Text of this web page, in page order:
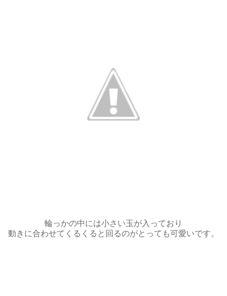
輪っかの中には小さい玉が入っており
動きに合わせてくるくると回るのがとっても可愛いです。